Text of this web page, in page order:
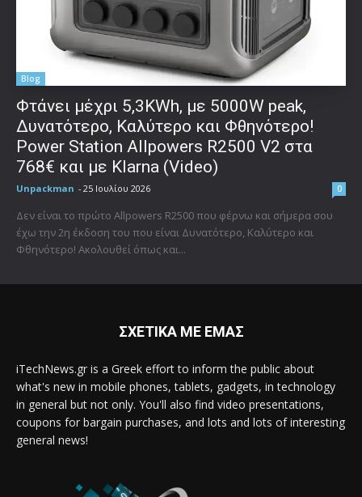
Blog
Φτάνει μέχρι 5,3KWh, με 5000W peak,
Δυνατότερο, Καλύτερο και Φθηνότερο!
Power Station Allpowers R2500 V2 στα
768€ και με Klarna (Video)
Unpackman - 25 Ιουλίου 2026 0
Δεν είναι το πρώτο Allpowers R2500 που φέρνω και σήμερα σου
έχω την 2η έκδοση του που είναι Δυνατότερο, Καλύτερο και
Φθηνότερο! Ακολουθεί όπως και...
ΣΧΕΤΙΚΑ ΜΕ ΕΜΑΣ
iTechNews.gr is a Greek effort to inform the public about
what's new in mobile phones, tablets, gadgets, in technology
in general but not only. You'll also find video presentations,
coupons for bargain purchases, and lots and lots of interesting
general news!